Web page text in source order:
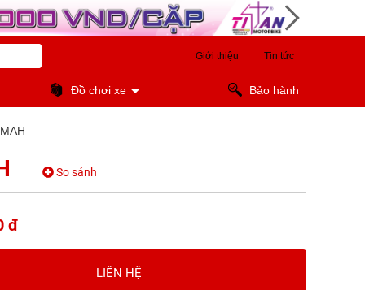
Giới thiệu Tin tức
Đồ chơi xe Bảo hành
So sánh
đ
LIÊN HỆ